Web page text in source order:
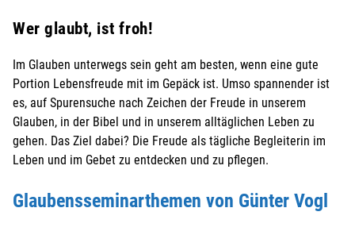
Wer glaubt, ist froh!
Im Glauben unterwegs sein geht am besten, wenn eine gute
Portion Lebensfreude mit im Gepäck ist. Umso spannender ist
es, auf Spurensuche nach Zeichen der Freude in unserem
Glauben, in der Bibel und in unserem alltäglichen Leben zu
gehen. Das Ziel dabei? Die Freude als tägliche Begleiterin im
Leben und im Gebet zu entdecken und zu pflegen.
Glaubensseminarthemen von Günter Vogl